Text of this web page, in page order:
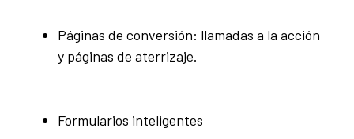
Páginas de conversión: llamadas a la acción
y páginas de aterrizaje.
Formularios inteligentes